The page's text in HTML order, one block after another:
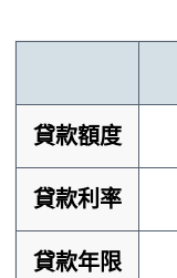
貸款額度
貸款利率
貸款年限